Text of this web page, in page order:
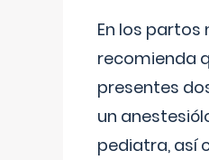
En los partos
recomienda
presentes
un
pediatra, así